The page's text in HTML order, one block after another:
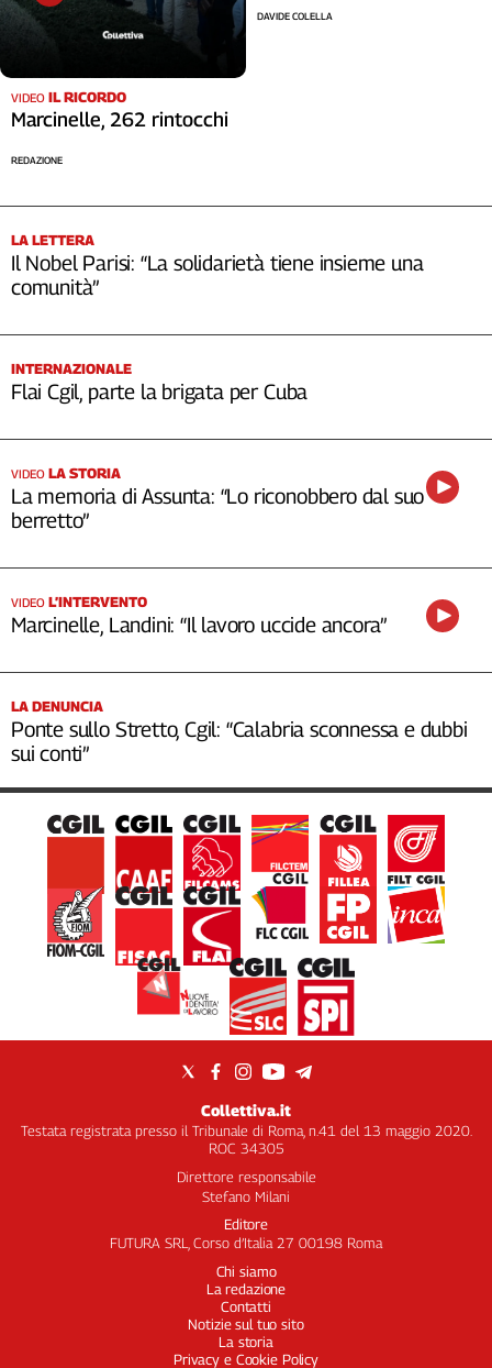
VIDEO IL RICORDO
Marcinelle, 262 rintocchi
REDAZIONE
DAVIDE COLELLA
LA LETTERA
Il Nobel Parisi: “La solidarietà tiene insieme una
comunità”
INTERNAZIONALE
Flai Cgil, parte la brigata per Cuba
VIDEO LA STORIA
La memoria di Assunta: “Lo riconobbero dal suo
berretto”
VIDEO L’INTERVENTO
Marcinelle, Landini: “Il lavoro uccide ancora”
LA DENUNCIA
Ponte sullo Stretto, Cgil: “Calabria sconnessa e dubbi
sui conti”
Collettiva.it
Testata registrata presso il Tribunale di Roma, n.41 del 13 maggio 2020.
ROC 34305
Direttore responsabile
Stefano Milani
Editore
FUTURA SRL, Corso d’Italia 27 00198 Roma
Chi siamo
La redazione
Contatti
Notizie sul tuo sito
La storia
Privacy e Cookie Policy